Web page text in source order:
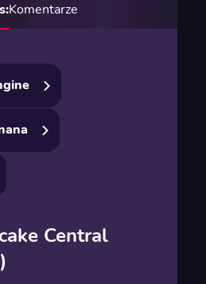
Komentarze
Central